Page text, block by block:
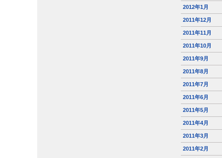
2012年1月
2011年12月
2011年11月
2011年10月
2011年9月
2011年8月
2011年7月
2011年6月
2011年5月
2011年4月
2011年3月
2011年2月